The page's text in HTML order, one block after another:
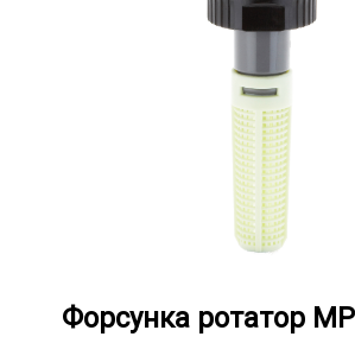
Форсунка ротатор